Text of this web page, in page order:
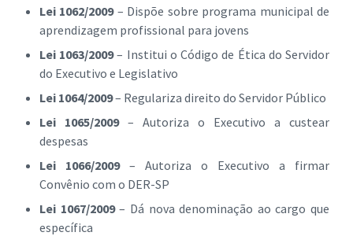
Lei 1062/2009– Dispõe sobre programa municipal de
aprendizagem profissional para jovens
Lei 1063/2009– Institui o Código de Ética do Servidor
do Executivo e Legislativo
Lei 1064/2009– Regulariza direito do Servidor Público
Lei 1065/2009– Autoriza o Executivo a custear
despesas
Lei 1066/2009– Autoriza o Executivo a firmar
Convênio com o DER-SP
Lei 1067/2009– Dá nova denominação ao cargo que
específica